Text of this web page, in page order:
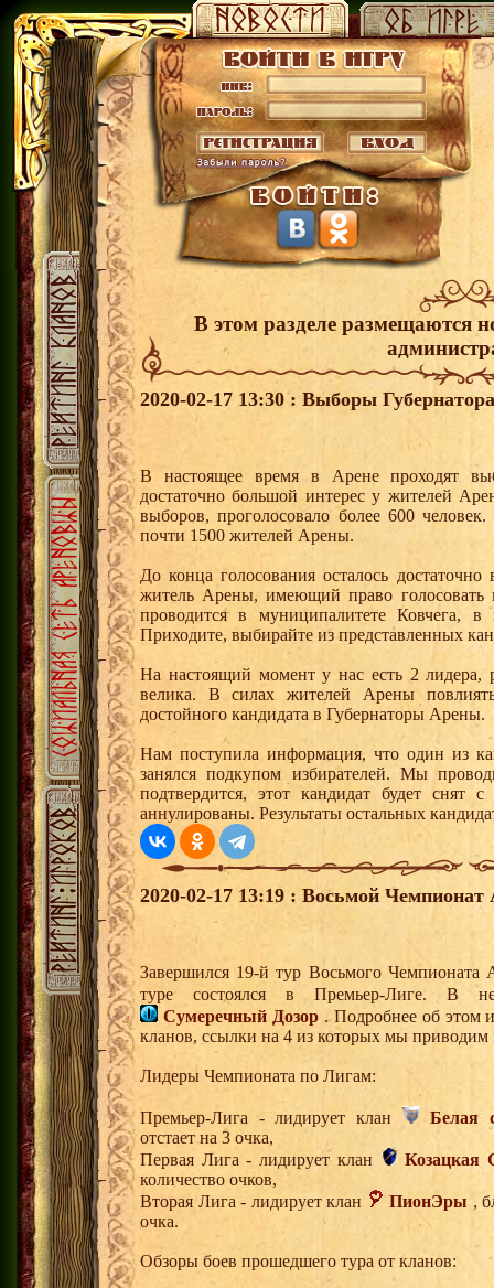
В этом разделе размещаются
2020-02-17 13:30 : Выборы
В настоящее время в Арене проходят
достаточно большой интерес у жителей
выборов, проголосовало более 600
почти 1500 жителей Арены.
До конца голосования осталось
житель Арены, имеющий право голосовать
проводится в муниципалитете Ковчега,
Приходите, выбирайте из представленных
На настоящий момент у нас есть 2
велика. В силах жителей Арены
достойного кандидата в Губернаторы Арены.
Нам поступила информация, что один из
занялся подкупом избирателей. Мы
подтвердится, этот кандидат будет снят
аннулированы. Результаты остальных
2020-02-17 13:19 : Восьмой
Завершился 19-й тур Восьмого
туре состоялся в Премьер-Лиге. В
Сумеречный Дозор. Подробнее об этом
кланов, ссылки на 4 из которых мы
Лидеры Чемпионата по Лигам:
Премьер-Лига - лидирует клан
Белая
отстает на 3 очка,
Первая Лига - лидирует клан
Козацкая
количество очков,
Вторая Лига - лидирует клан
ПионЭры ,
очка.
Обзоры боев прошедшего тура от кланов: